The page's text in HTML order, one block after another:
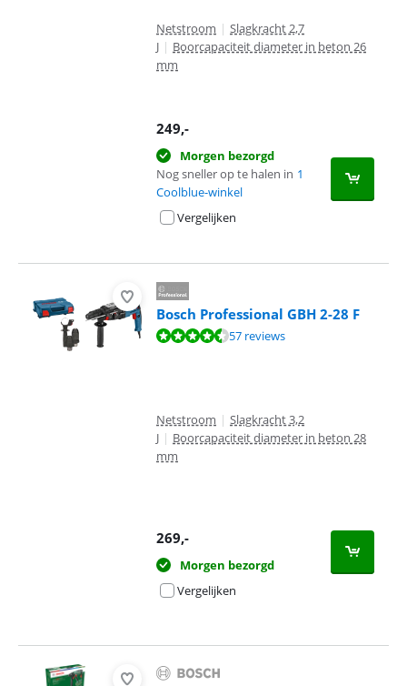
Netstroom | Slagkracht 2,7
J | Boorcapaciteit diameter in beton 26
mm
249,-
Morgen bezorgd
Nog sneller op te halen in 1
Coolblue-winkel
Vergelijken
Bosch Professional GBH 2-28 F
Beoordeling is 9,3 van de 10, gebaseerd op 57 reviews.
57 reviews
Netstroom | Slagkracht 3,2
J | Boorcapaciteit diameter in beton 28
mm
269,-
Morgen bezorgd
Vergelijken